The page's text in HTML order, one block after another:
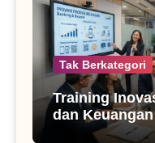
Tak Berkategori
Training
dan Keuangan